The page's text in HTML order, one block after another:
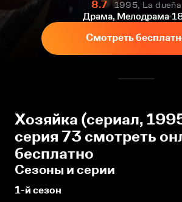
8.7
1995, La dueña
Драма, Мелодрама
Смотреть
Хозяйка (сериал,
серия 73 смотреть
бесплатно
Сезоны и серии
1-й сезон